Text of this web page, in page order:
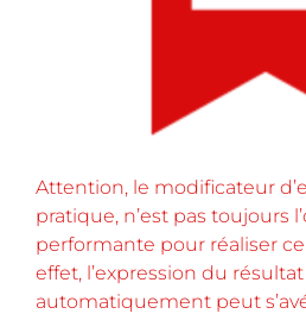
Attention, le modificateur
pratique, n’est pas toujours
performante pour réaliser
effet, l’expression du
automatiquement peut